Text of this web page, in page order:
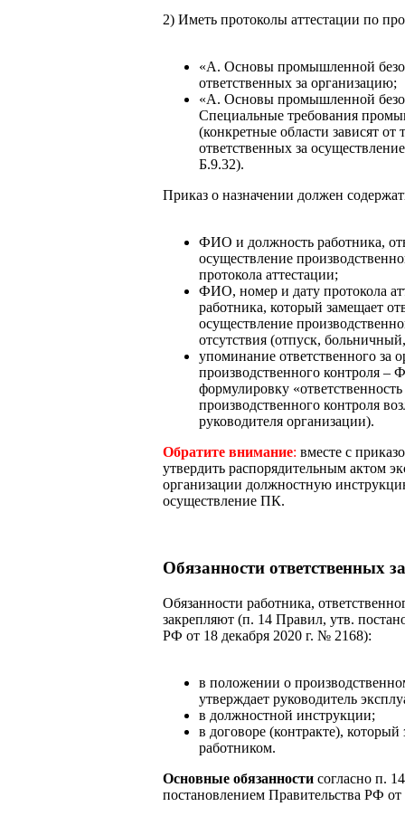
2) Иметь протоколы аттестации по
«А. Основы промышленной
ответственных за организацию;
«А. Основы промышленной
Специальные требования
(конкретные области зависят
ответственных за
Б.9.32).
Приказ о назначении должен
ФИО и должность работника,
осуществление
протокола аттестации;
ФИО, номер и дату протокола
работника, который замещает
осуществление
отсутствия (отпуск,
упоминание ответственного за
производственного контроля
формулировку
производственного контроля
руководителя организации).
Обратите внимание: вместе с
утвердить распорядительным актом
организации должностную
осуществление ПК.
Обязанности ответственных
Обязанности работника,
закрепляют (п. 14 Правил, утв.
РФ от 18 декабря 2020 г. № 2168):
в положении о
утверждает руководитель
в должностной инструкции;
в договоре (контракте),
работником.
Основные обязанности согласно п.
постановлением Правительства РФ